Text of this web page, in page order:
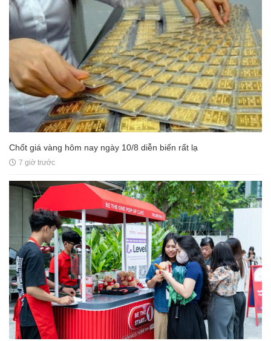
Chốt giá vàng hôm nay ngày 10/8 diễn biến rất lạ
7 giờ trước